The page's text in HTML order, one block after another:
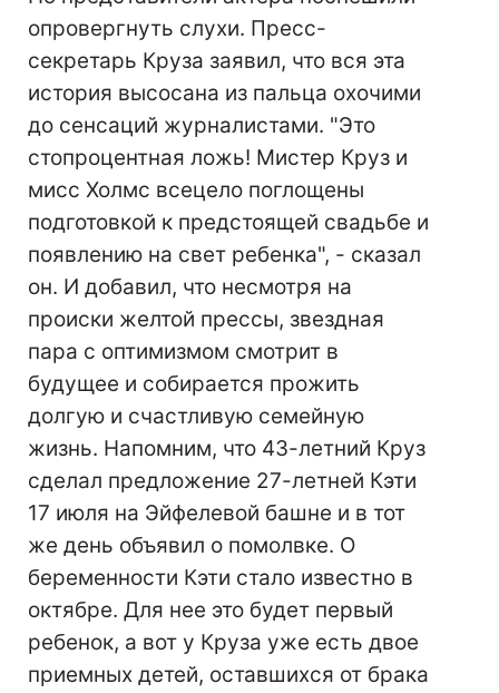
опровергнуть слухи. Пресс-
секретарь Круза заявил, что вся эта
история высосана из пальца охочими
до сенсаций журналистами. "Это
стопроцентная ложь! Мистер Круз и
мисс Холмс всецело поглощены
подготовкой к предстоящей свадьбе и
появлению на свет ребенка", - сказал
он. И добавил, что несмотря на
происки желтой прессы, звездная
пара с оптимизмом смотрит в
будущее и собирается прожить
долгую и счастливую семейную
жизнь. Напомним, что 43-летний Круз
сделал предложение 27-летней Кэти
17 июля на Эйфелевой башне и в тот
же день объявил о помолвке. О
беременности Кэти стало известно в
октябре. Для нее это будет первый
ребенок, а вот у Круза уже есть двое
приемных детей, оставшихся от брака